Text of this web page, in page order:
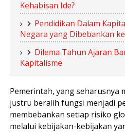
Kehabisan Ide?
Pendidikan Dalam
Negara yang Dibebankan
Dilema Tahun Ajaran
Kapitalisme
Pemerintah, yang seharusnya
justru beralih fungsi menjadi
membebankan setiap risiko
melalui kebijakan-kebijakan